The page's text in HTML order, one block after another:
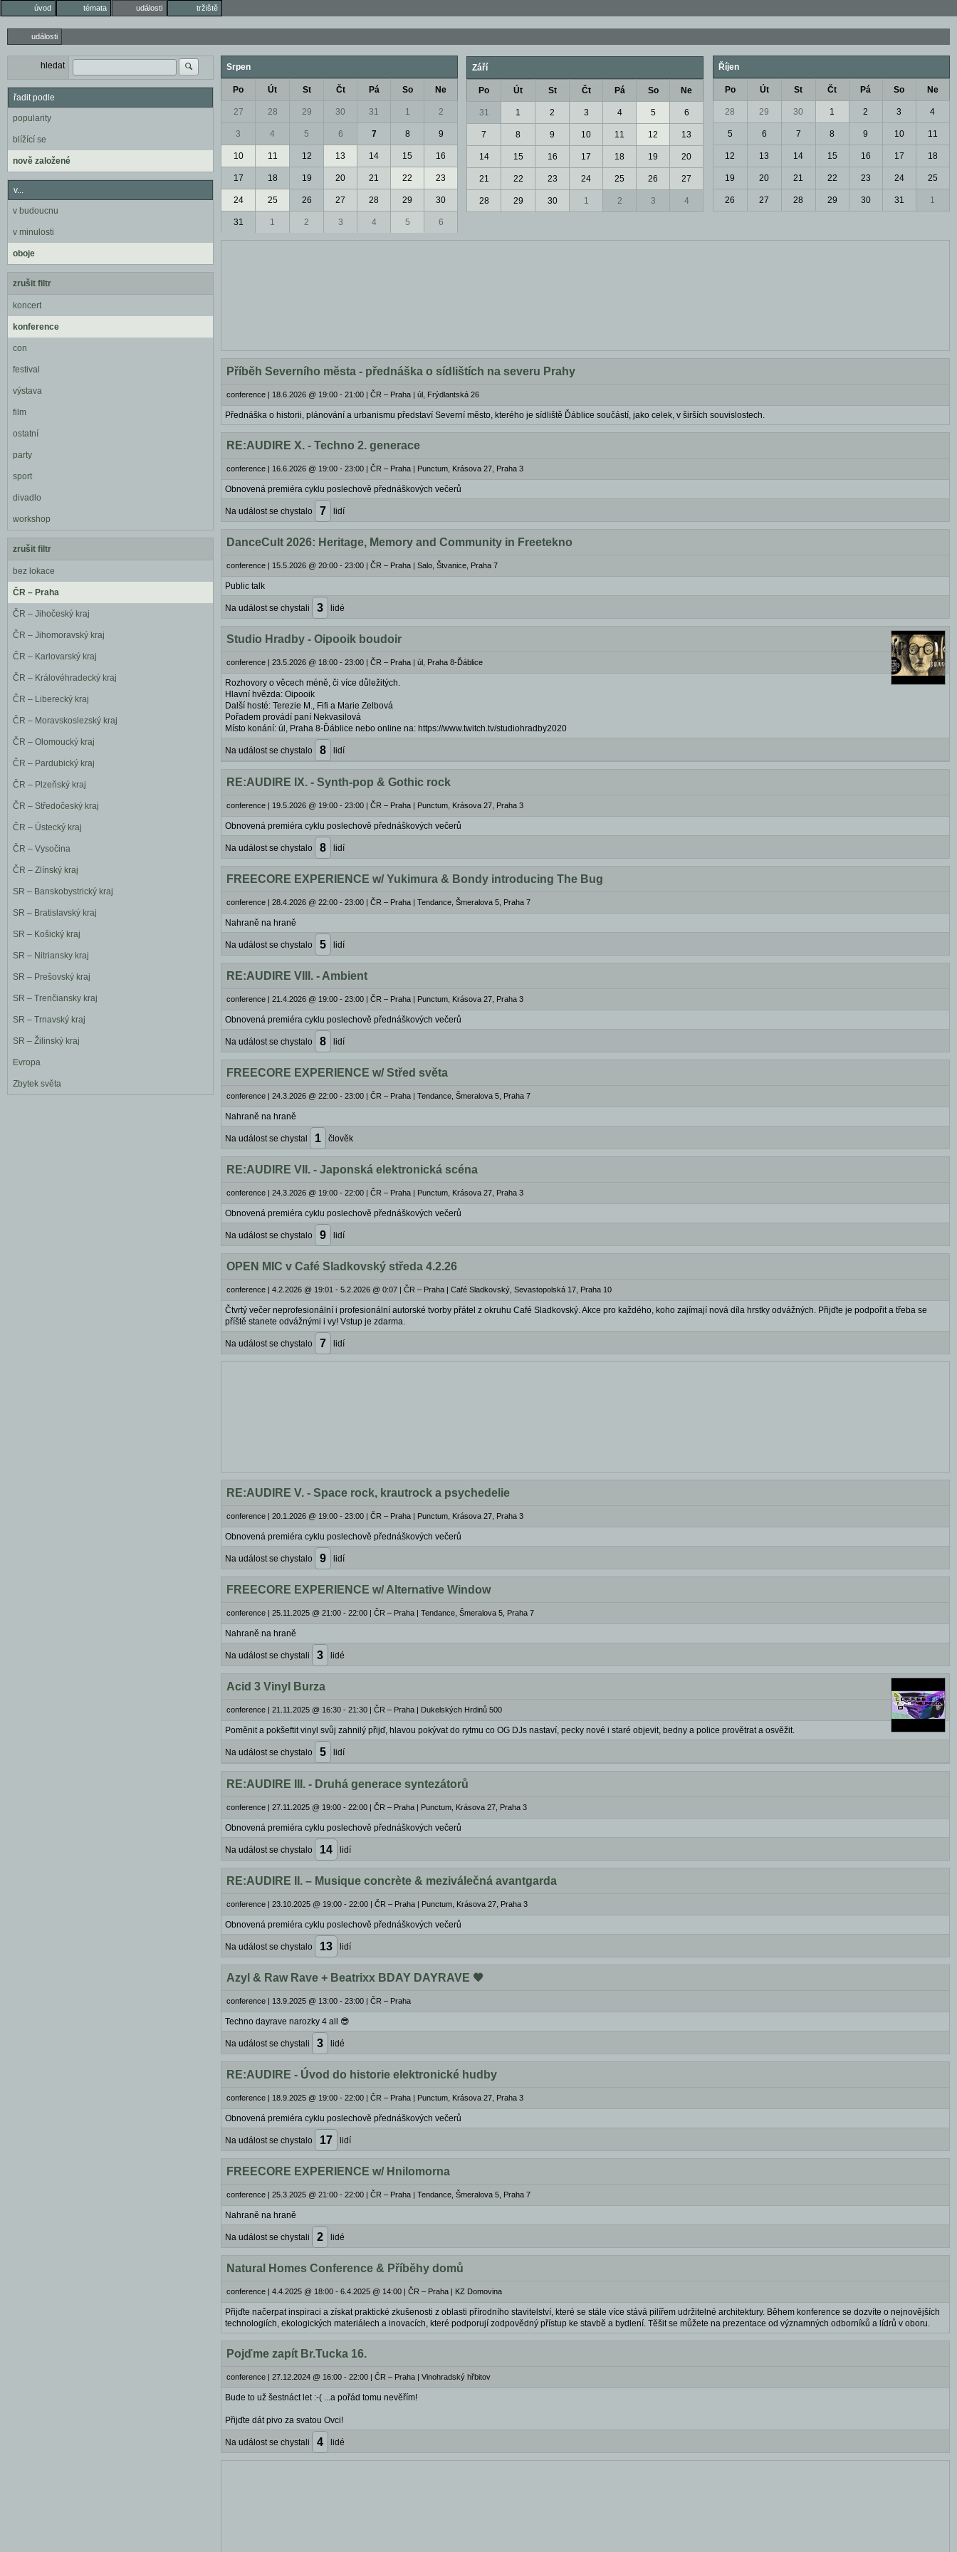
úvod témata události tržiště
události
hledat
řadit podle
popularity
blížící se
nově založené
v...
v budoucnu
v minulosti
oboje
zrušit filtr
koncert
konference
con
festival
výstava
film
ostatní
party
sport
divadlo
workshop
zrušit filtr
bez lokace
ČR – Praha
ČR – Jihočeský kraj
ČR – Jihomoravský kraj
ČR – Karlovarský kraj
ČR – Královéhradecký kraj
ČR – Liberecký kraj
ČR – Moravskoslezský kraj
ČR – Olomoucký kraj
ČR – Pardubický kraj
ČR – Plzeňský kraj
ČR – Středočeský kraj
ČR – Ústecký kraj
ČR – Vysočina
ČR – Zlínský kraj
SR – Banskobystrický kraj
SR – Bratislavský kraj
SR – Košický kraj
SR – Nitriansky kraj
SR – Prešovský kraj
SR – Trenčiansky kraj
SR – Trnavský kraj
SR – Žilinský kraj
Evropa
Zbytek světa
Srpen
Po Út St Čt Pá So Ne
27 28 29 30 31 1 2
3 4 5 6 7 8 9
10 11 12 13 14 15 16
17 18 19 20 21 22 23
24 25 26 27 28 29 30
31 1 2 3 4 5 6
Září
Po Út St Čt Pá So Ne
31 1 2 3 4 5 6
7 8 9 10 11 12 13
14 15 16 17 18 19 20
21 22 23 24 25 26 27
28 29 30 1 2 3 4
Říjen
Po Út St Čt Pá So Ne
28 29 30 1 2 3 4
5 6 7 8 9 10 11
12 13 14 15 16 17 18
19 20 21 22 23 24 25
26 27 28 29 30 31 1
Příběh Severního města - přednáška o sídlištích na severu Prahy
conference | 18.6.2026 @ 19:00 - 21:00 | ČR – Praha | úl, Frýdlantská 26
Přednáška o historii, plánování a urbanismu představí Severní město, kterého je sídliště Ďáblice součástí, jako celek, v širších souvislostech.
RE:AUDIRE X. - Techno 2. generace
conference | 16.6.2026 @ 19:00 - 23:00 | ČR – Praha | Punctum, Krásova 27, Praha 3
Obnovená premiéra cyklu poslechově přednáškových večerů
Na událost se chystalo 7 lidí
DanceCult 2026: Heritage, Memory and Community in Freetekno
conference | 15.5.2026 @ 20:00 - 23:00 | ČR – Praha | Salo, Štvanice, Praha 7
Public talk
Na událost se chystali 3 lidé
Studio Hradby - Oipooik boudoir
conference | 23.5.2026 @ 18:00 - 23:00 | ČR – Praha | úl, Praha 8-Ďáblice
Rozhovory o věcech méně, či více důležitých.
Hlavní hvězda: Oipooik
Další hosté: Terezie M., Fifi a Marie Zelbová
Pořadem provádí paní Nekvasilová
Místo konání: úl, Praha 8-Ďáblice nebo online na: https://www.twitch.tv/studiohradby2020
Na událost se chystalo 8 lidí
RE:AUDIRE IX. - Synth-pop & Gothic rock
conference | 19.5.2026 @ 19:00 - 23:00 | ČR – Praha | Punctum, Krásova 27, Praha 3
Obnovená premiéra cyklu poslechově přednáškových večerů
Na událost se chystalo 8 lidí
FREECORE EXPERIENCE w/ Yukimura & Bondy introducing The Bug
conference | 28.4.2026 @ 22:00 - 23:00 | ČR – Praha | Tendance, Šmeralova 5, Praha 7
Nahraně na hraně
Na událost se chystalo 5 lidí
RE:AUDIRE VIII. - Ambient
conference | 21.4.2026 @ 19:00 - 23:00 | ČR – Praha | Punctum, Krásova 27, Praha 3
Obnovená premiéra cyklu poslechově přednáškových večerů
Na událost se chystalo 8 lidí
FREECORE EXPERIENCE w/ Střed světa
conference | 24.3.2026 @ 22:00 - 23:00 | ČR – Praha | Tendance, Šmeralova 5, Praha 7
Nahraně na hraně
Na událost se chystal 1 člověk
RE:AUDIRE VII. - Japonská elektronická scéna
conference | 24.3.2026 @ 19:00 - 22:00 | ČR – Praha | Punctum, Krásova 27, Praha 3
Obnovená premiéra cyklu poslechově přednáškových večerů
Na událost se chystalo 9 lidí
OPEN MIC v Café Sladkovský středa 4.2.26
conference | 4.2.2026 @ 19:01 - 5.2.2026 @ 0:07 | ČR – Praha | Café Sladkovský, Sevastopolská 17, Praha 10
Čtvrtý večer neprofesionální i profesionální autorské tvorby přátel z okruhu Café Sladkovský. Akce pro každého, koho zajímají nová díla hrstky odvážných. Přijďte je podpořit a třeba se
příště stanete odvážnými i vy! Vstup je zdarma.
Na událost se chystalo 7 lidí
RE:AUDIRE V. - Space rock, krautrock a psychedelie
conference | 20.1.2026 @ 19:00 - 23:00 | ČR – Praha | Punctum, Krásova 27, Praha 3
Obnovená premiéra cyklu poslechově přednáškových večerů
Na událost se chystalo 9 lidí
FREECORE EXPERIENCE w/ Alternative Window
conference | 25.11.2025 @ 21:00 - 22:00 | ČR – Praha | Tendance, Šmeralova 5, Praha 7
Nahraně na hraně
Na událost se chystali 3 lidé
Acid 3 Vinyl Burza
conference | 21.11.2025 @ 16:30 - 21:30 | ČR – Praha | Dukelských Hrdinů 500
Poměnit a pokšeftit vinyl svůj zahnilý přijď, hlavou pokývat do rytmu co OG DJs nastaví, pecky nové i staré objevit, bedny a police provětrat a osvěžit.
Na událost se chystalo 5 lidí
RE:AUDIRE III. - Druhá generace syntezátorů
conference | 27.11.2025 @ 19:00 - 22:00 | ČR – Praha | Punctum, Krásova 27, Praha 3
Obnovená premiéra cyklu poslechově přednáškových večerů
Na událost se chystalo 14 lidí
RE:AUDIRE II. – Musique concrète & meziválečná avantgarda
conference | 23.10.2025 @ 19:00 - 22:00 | ČR – Praha | Punctum, Krásova 27, Praha 3
Obnovená premiéra cyklu poslechově přednáškových večerů
Na událost se chystalo 13 lidí
Azyl & Raw Rave + Beatrixx BDAY DAYRAVE 🖤
conference | 13.9.2025 @ 13:00 - 23:00 | ČR – Praha
Techno dayrave narozky 4 all 😎
Na událost se chystali 3 lidé
RE:AUDIRE - Úvod do historie elektronické hudby
conference | 18.9.2025 @ 19:00 - 22:00 | ČR – Praha | Punctum, Krásova 27, Praha 3
Obnovená premiéra cyklu poslechově přednáškových večerů
Na událost se chystalo 17 lidí
FREECORE EXPERIENCE w/ Hnilomorna
conference | 25.3.2025 @ 21:00 - 22:00 | ČR – Praha | Tendance, Šmeralova 5, Praha 7
Nahraně na hraně
Na událost se chystali 2 lidé
Natural Homes Conference & Příběhy domů
conference | 4.4.2025 @ 18:00 - 6.4.2025 @ 14:00 | ČR – Praha | KZ Domovina
Přijďte načerpat inspiraci a získat praktické zkušenosti z oblasti přírodního stavitelství, které se stále více stává pilířem udržitelné architektury. Během konference se dozvíte o nejnovějších
technologiích, ekologických materiálech a inovacích, které podporují zodpovědný přístup ke stavbě a bydlení. Těšit se můžete na prezentace od významných odborníků a lídrů v oboru.
Pojďme zapít Br.Tucka 16.
conference | 27.12.2024 @ 16:00 - 22:00 | ČR – Praha | Vinohradský hřbitov
Bude to už šestnáct let :-( ...a pořád tomu nevěřím!
Přijďte dát pivo za svatou Ovci!
Na událost se chystali 4 lidé